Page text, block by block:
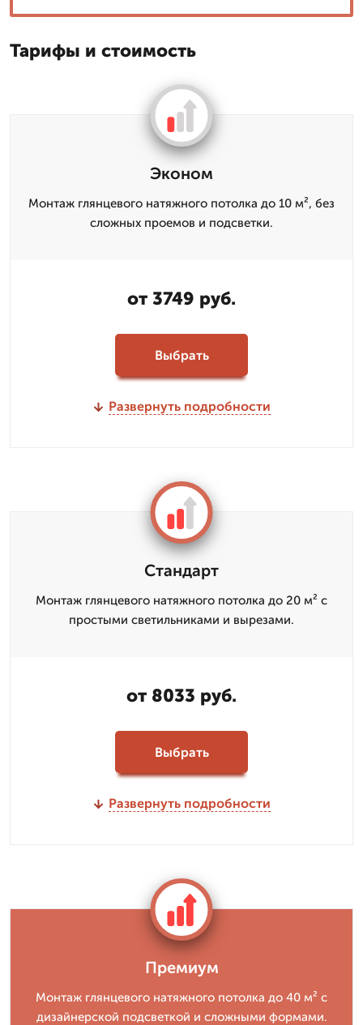
Тарифы и стоимость
Эконом
Монтаж глянцевого натяжного потолка до 10 м², без
сложных проемов и подсветки.
от 3749 руб.
Выбрать
Развернуть подробности
Стандарт
Монтаж глянцевого натяжного потолка до 20 м² с
простыми светильниками и вырезами.
от 8033 руб.
Выбрать
Развернуть подробности
Премиум
Монтаж глянцевого натяжного потолка до 40 м² с
дизайнерской подсветкой и сложными формами.